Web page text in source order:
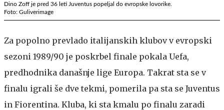
Dino Zoff je pred 36 leti Juventus popeljal do evropske lovorike.
Foto: Guliverimage
Za popolno prevlado italijanskih klubov v evropski
sezoni 1989/90 je poskrbel finale pokala Uefa,
predhodnika današnje lige Europa. Takrat sta se v
finalu igrali še dve tekmi, pomerila pa sta se Juventus
in Fiorentina. Kluba, ki sta kmalu po finalu zaradi